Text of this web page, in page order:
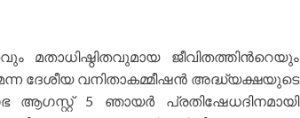
മതാധിഷ്ഠിതവുമായ ജീവിതത്തിന്‍റെയും
ദേശീയ വനിതാകമ്മീഷന്‍ അദ്ധ്യക്ഷയുടെ
ആഗസ്റ്റ് 5 ഞായര്‍ പ്രതിഷേധദിനമായി